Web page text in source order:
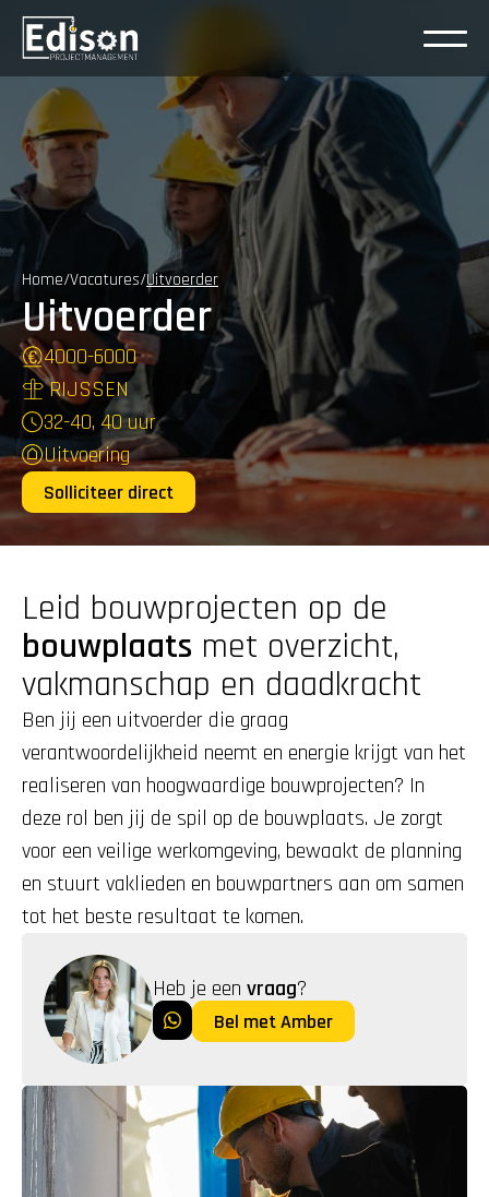
Home/Vacatures/Uitvoerder
Uitvoerder
4000-6000
RIJSSEN
32-40, 40 uur
Uitvoering
Solliciteer direct
bouwplaats met overzicht,
vakmanschap en daadkracht
Ben jij een uitvoerder die graag
verantwoordelijkheid neemt en energie krijgt van het
realiseren van hoogwaardige bouwprojecten? In
deze rol ben jij de spil op de bouwplaats. Je zorgt
voor een veilige werkomgeving, bewaakt de planning
en stuurt vaklieden en bouwpartners aan om samen
tot het beste resultaat te komen.
Heb je een vraag?
Bel met Amber